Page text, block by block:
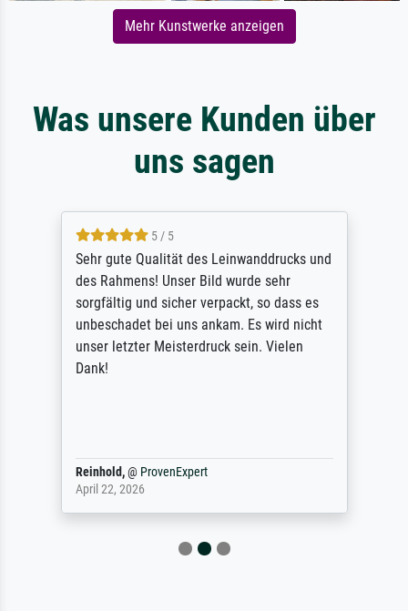
Mehr Kunstwerke anzeigen
Was unsere Kunden über
uns sagen
5 / 5
Sehr gute Qualität des Leinwanddrucks und
des Rahmens! Unser Bild wurde sehr
sorgfältig und sicher verpackt, so dass es
unbeschadet bei uns ankam. Es wird nicht
unser letzter Meisterdruck sein. Vielen
Dank!
Reinhold,@ ProvenExpert
April 22, 2026